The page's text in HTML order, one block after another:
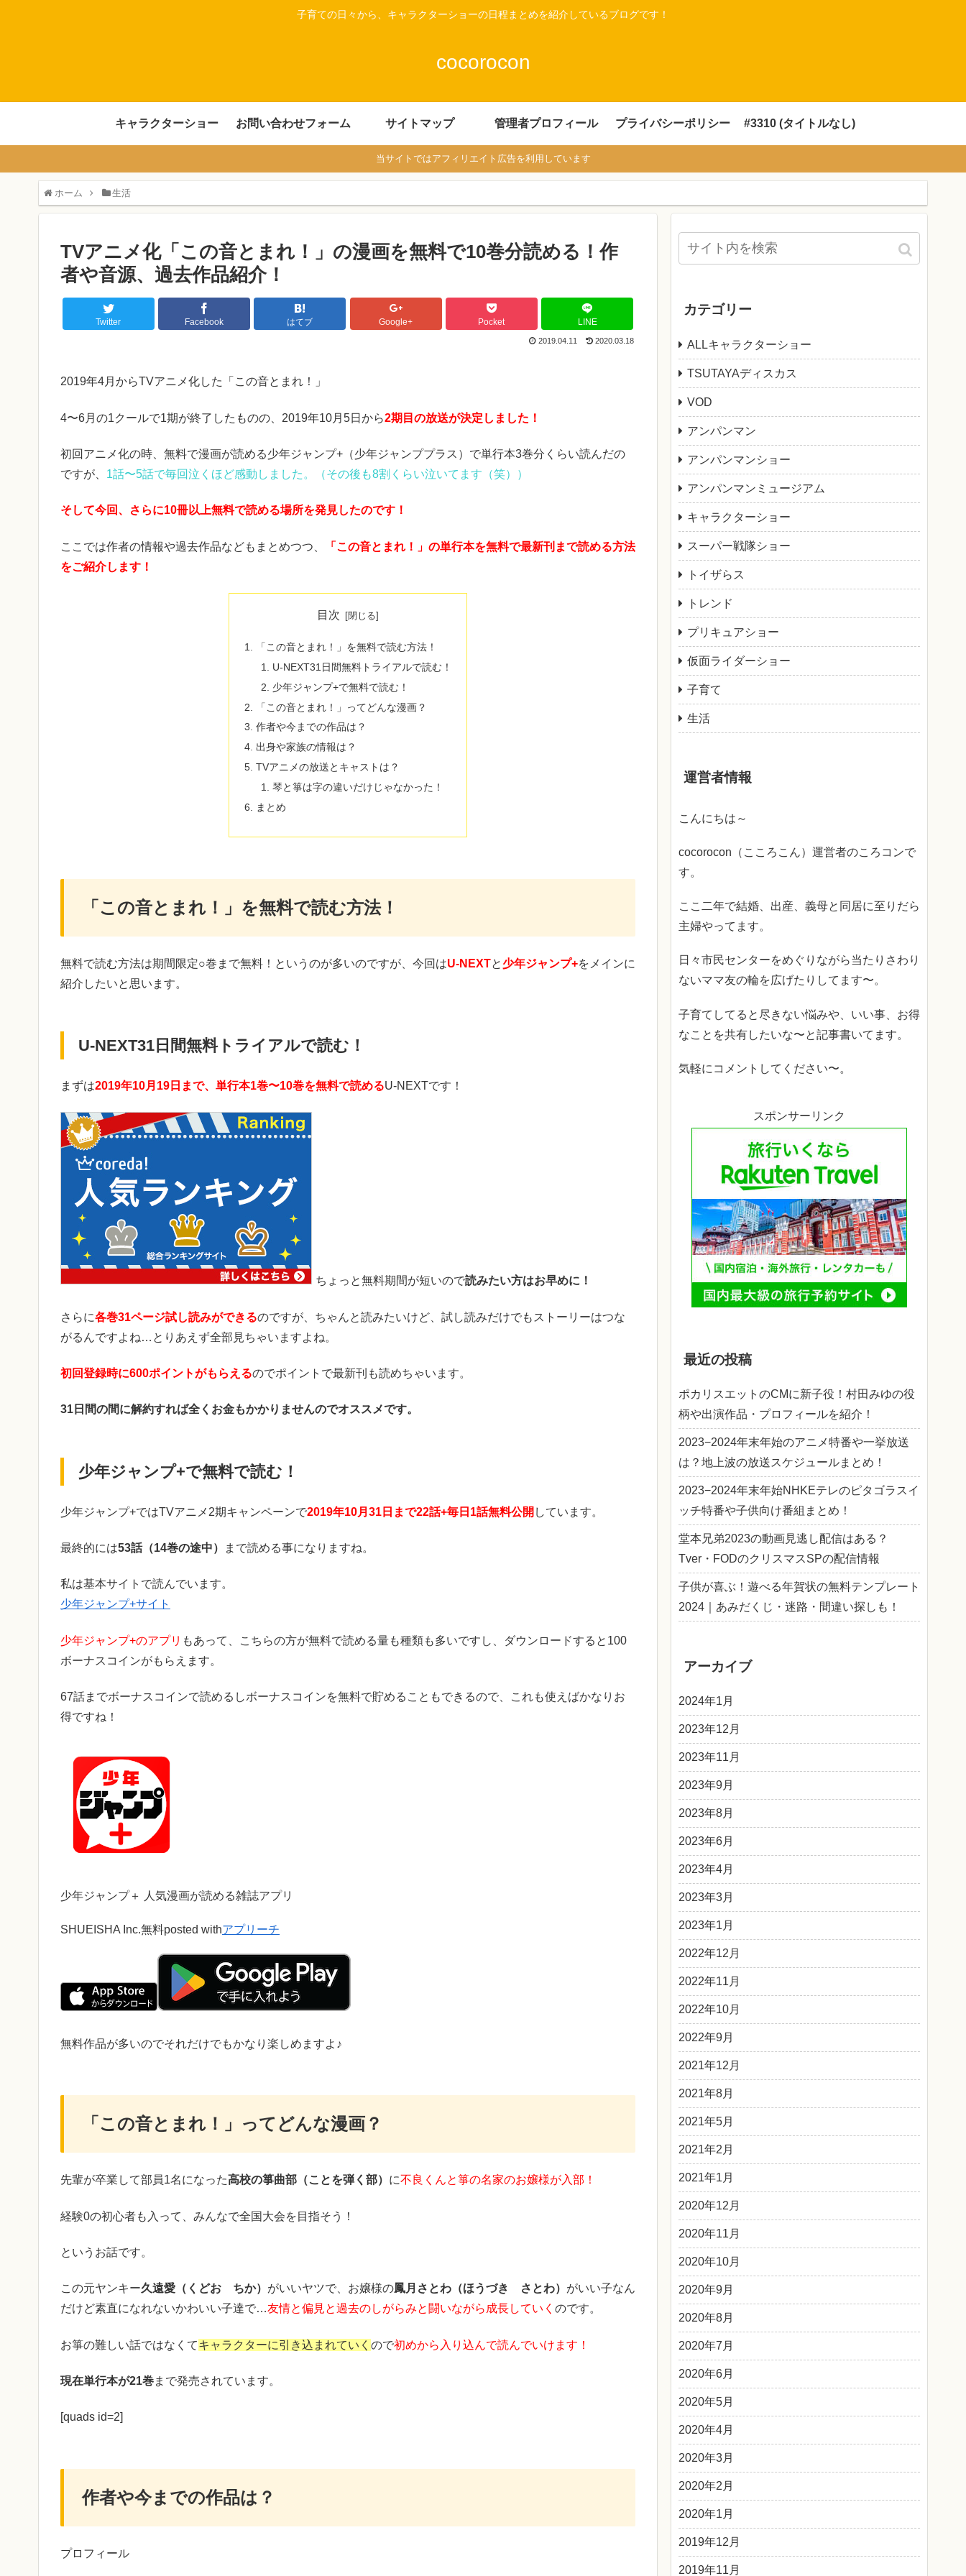
子育ての日々から、キャラクターショーの日程まとめを紹介しているブログです！
cocorocon
キャラクターショー お問い合わせフォーム サイトマップ 管理者プロフィール プライバシーポリシー #3310 (タイトルなし)
当サイトではアフィリエイト広告を利用しています
ホーム 生活
TVアニメ化「この音とまれ！」の漫画を無料で10巻分読める！作
者や音源、過去作品紹介！
Twitter Facebook はてブ Google+ Pocket LINE
2019.04.11 2020.03.18
2019年4月からTVアニメ化した「この音とまれ！」
4〜6月の1クールで1期が終了したものの、2019年10月5日から2期目の放送が決定しました！
初回アニメ化の時、無料で漫画が読める少年ジャンプ+（少年ジャンププラス）で単行本3巻分くらい読んだの
ですが、 1話〜5話で毎回泣くほど感動しました。（その後も8割くらい泣いてます（笑））
そして今回、さらに10冊以上無料で読める場所を発見したのです！
ここでは作者の情報や過去作品などもまとめつつ、
「この音とまれ！」の単行本を無料で最新刊まで読める方法
をご紹介します！
目次
「この音とまれ！」を無料で読む方法！
U-NEXT31日間無料トライアルで読む！
少年ジャンプ+で無料で読む！
「この音とまれ！」ってどんな漫画？
作者や今までの作品は？
出身や家族の情報は？
TVアニメの放送とキャストは？
琴と箏は字の違いだけじゃなかった！
まとめ
「この音とまれ！」を無料で読む方法！
無料で読む方法は期間限定○巻まで無料！というのが多いのですが、今回はU-NEXTと少年ジャンプ+をメインに
紹介したいと思います。
U-NEXT31日間無料トライアルで読む！
まずは2019年10月19日まで、単行本1巻〜10巻を無料で読めるU-NEXTです！
ちょっと無料期間が短いので読みたい方はお早めに！
さらに各巻31ページ試し読みができるのですが、ちゃんと読みたいけど、試し読みだけでもストーリーはつな
がるんですよね…とりあえず全部見ちゃいますよね。
初回登録時に600ポイントがもらえるのでポイントで最新刊も読めちゃいます。
31日間の間に解約すれば全くお金もかかりませんのでオススメです。
少年ジャンプ+で無料で読む！
少年ジャンプ+ではTVアニメ2期キャンペーンで2019年10月31日まで22話+毎日1話無料公開 しています。
最終的には53話（14巻の途中） まで読める事になりますね。
私は基本サイトで読んでいます。
少年ジャンプ+サイト
少年ジャンプ+のアプリ もあって、こちらの方が無料で読める量も種類も多いですし、ダウンロードすると100
ボーナスコインがもらえます。
67話までボーナスコインで読めるしボーナスコインを無料で貯めることもできるので、これも使えばかなりお
得ですね！
少年ジャンプ＋ 人気漫画が読める雑誌アプリ
SHUEISHA Inc.無料posted withアプリーチ
無料作品が多いのでそれだけでもかなり楽しめますよ♪
「この音とまれ！」ってどんな漫画？
先輩が卒業して部員1名になった高校の箏曲部（ことを弾く部） に不良くんと箏の名家のお嬢様が入部！
経験0の初心者も入って、みんなで全国大会を目指そう！
というお話です。
この元ヤンキー久遠愛（くどお ちか） がいいヤツで、お嬢様の鳳月さとわ（ほうづき さとわ） がいい子なん
だけど素直になれないかわいい子達で…友情と偏見と過去のしがらみと闘いながら成長していく のです。
お箏の難しい話ではなくてキャラクターに引き込まれていく ので初めから入り込んで読んでいけます！
現在単行本が21巻まで発売されています。
[quads id=2]
作者や今までの作品は？
プロフィール
カテゴリー
ALLキャラクターショー
TSUTAYAディスカス
VOD
アンパンマン
アンパンマンショー
アンパンマンミュージアム
キャラクターショー
スーパー戦隊ショー
トイザらス
トレンド
プリキュアショー
仮面ライダーショー
子育て
生活
運営者情報
こんにちは～
cocorocon（こころこん）運営者のころコンで
す。
ここ二年で結婚、出産、義母と同居に至りだら
主婦やってます。
日々市民センターをめぐりながら当たりさわり
ないママ友の輪を広げたりしてます〜。
子育てしてると尽きない悩みや、いい事、お得
なことを共有したいな〜と記事書いてます。
気軽にコメントしてください〜。
スポンサーリンク
最近の投稿
ポカリスエットのCMに新子役！村田みゆの役
柄や出演作品・プロフィールを紹介！
2023−2024年末年始のアニメ特番や一挙放送
は？地上波の放送スケジュールまとめ！
2023−2024年末年始NHKEテレのピタゴラスイ
ッチ特番や子供向け番組まとめ！
堂本兄弟2023の動画見逃し配信はある？
Tver・FODのクリスマスSPの配信情報
子供が喜ぶ！遊べる年賀状の無料テンプレート
2024｜あみだくじ・迷路・間違い探しも！
アーカイブ
2024年1月
2023年12月
2023年11月
2023年9月
2023年8月
2023年6月
2023年4月
2023年3月
2023年1月
2022年12月
2022年11月
2022年10月
2022年9月
2021年12月
2021年8月
2021年5月
2021年2月
2021年1月
2020年12月
2020年11月
2020年10月
2020年9月
2020年8月
2020年7月
2020年6月
2020年5月
2020年4月
2020年3月
2020年2月
2020年1月
2019年12月
2019年11月